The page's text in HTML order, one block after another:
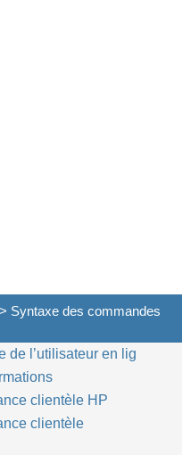
Syntaxe des commandes
de l’utilisateur en lig
clientèle HP
clientèle